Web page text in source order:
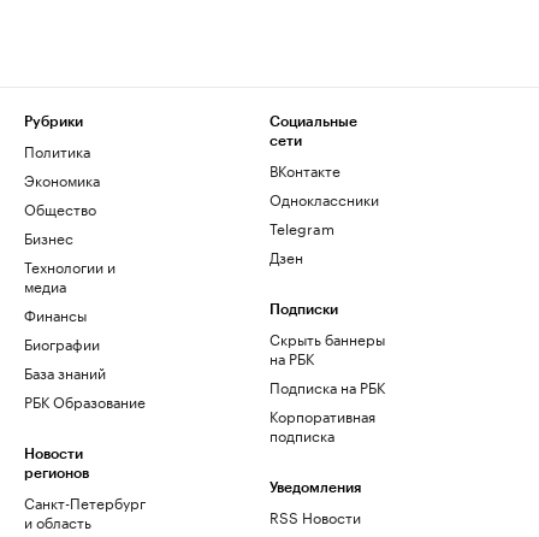
Рубрики
Политика
Экономика
Общество
Бизнес
Технологии и
медиа
Финансы
Биографии
База знаний
РБК Образование
Новости
регионов
Санкт-Петербург
и область
Социальные
сети
ВКонтакте
Одноклассники
Telegram
Дзен
Подписки
Скрыть баннеры
на РБК
Подписка на РБК
Корпоративная
подписка
Уведомления
RSS Новости